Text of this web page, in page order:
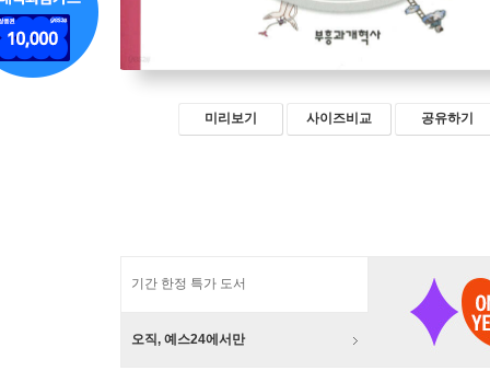
미리보기 사이즈비교 공유하기
기간 한정 특가 도서
오직, 예스24에서만